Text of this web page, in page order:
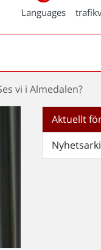
Languages
vi i Almedalen?
Aktuellt